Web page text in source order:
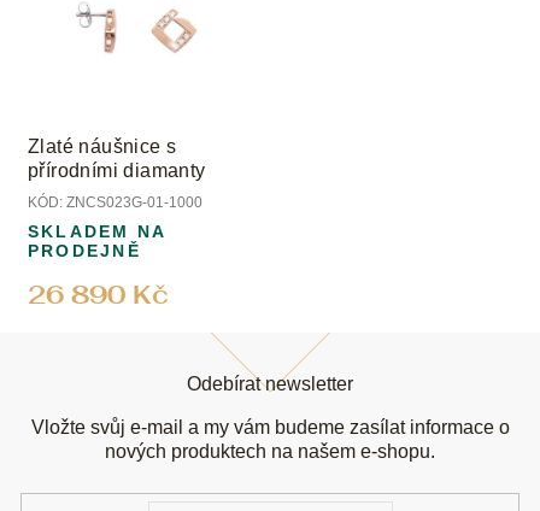
Zlaté náušnice s
přírodními diamanty
KÓD: ZNCS023G-01-1000
26 890 Kč
SKLADEM NA
PRODEJNĚ
Odebírat newsletter
Vložte svůj e-mail a my vám budeme zasílat informace o
nových produktech na našem e-shopu.